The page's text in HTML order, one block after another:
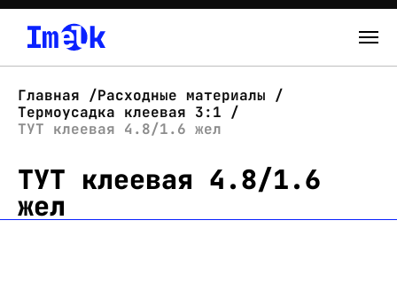
О нас
Новости
Склад
Главная
Расходные материалы
Термоусадка клеевая 3:1
ТУТ клеевая 4.8/1.6 жел
ТУТ клеевая 4.8/1.6
жел